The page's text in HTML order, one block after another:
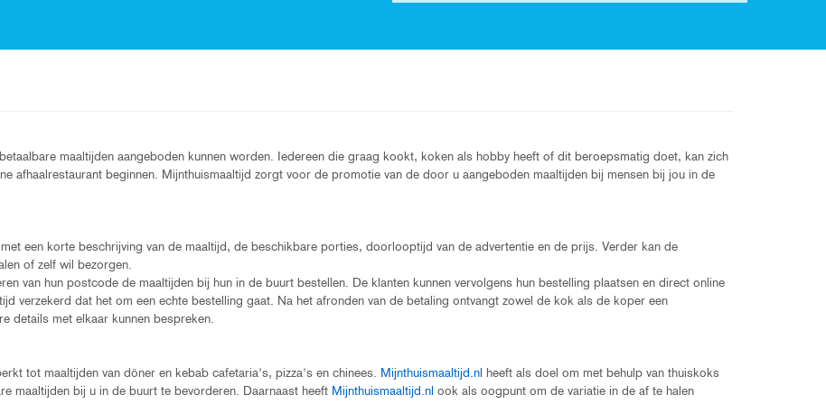
maaltijden aangeboden kunnen worden. Iedereen die graag kookt, koken als hobby heeft of dit beroepsmatig doet, kan zich
afhaalrestaurant beginnen. Mijnthuismaaltijd zorgt voor de promotie van de door u aangeboden maaltijden bij mensen bij jou in de
een korte beschrijving van de maaltijd, de beschikbare porties, doorlooptijd van de advertentie en de prijs. Verder kan de
of zelf wil bezorgen.
van hun postcode de maaltijden bij hun in de buurt bestellen. De klanten kunnen vervolgens hun bestelling plaatsen en direct online
verzekerd dat het om een echte bestelling gaat. Na het afronden van de betaling ontvangt zowel de kok als de koper een
details met elkaar kunnen bespreken.
tot maaltijden van döner en kebab cafetaria's, pizza's en chinees. Mijnthuismaaltijd.nl heeft als doel om met behulp van thuiskoks
maaltijden bij u in de buurt te bevorderen. Daarnaast heeft Mijnthuismaaltijd.nl ook als oogpunt om de variatie in de af te halen